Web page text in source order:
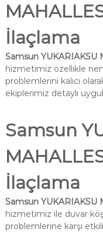
İlaçlama
Samsun YUKARIAKSU
hizmetimiz özellikle
problemlerini kalıcı
ekiplerimiz detaylı
Samsun
İlaçlama
Samsun YUKARIAKSU
hizmetimiz ile duvar
problemlerine karşı